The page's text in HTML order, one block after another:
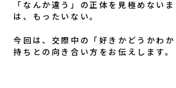
「なんか違う」の正体を見極めない
は、もったいない。
今回は、交際中の「好きかどうかわ
持ちとの向き合い方をお伝えします。